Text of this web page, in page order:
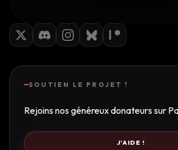
SOUTIEN LE PROJET !
Rejoins nos généreux donateurs sur
J'AIDE !